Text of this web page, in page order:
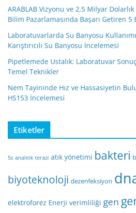
ARABLAB Vizyonu ve 2,5 Milyar
Bilim Pazarlamasında Başarı Getiren
Laboratuvarlarda Su Banyosu
Karıştırıcılı Su Banyosu İncelemesi
Pipetlemede Ustalık: Laboratuvar
Temel Teknikler
Nem Tayininde Hız ve Hassasiyetin
HS153 İncelemesi
Etiketler
5s analitik terazi atık yönetimi bakteri
biyoteknoloji dezenfeksiyon
elektroforez Enerji verimliliği gen